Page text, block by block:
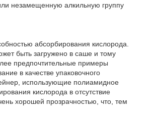
незамещенную алкильную группу
абсорбирования кислорода.
быть загружено в саше и тому
предпочтительные примеры
в качестве упаковочного
использующие полиамидное
кислорода в отсутствие
хорошей прозрачностью, что, тем